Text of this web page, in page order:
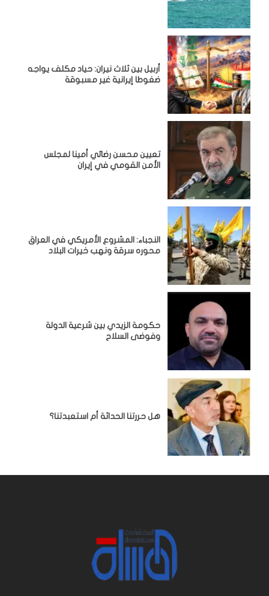
أربيل بين ثلاث نيران: حياد مكلف يواجه
ضغوطا إيرانية غير مسبوقة
تعيين محسن رضائي أمينا لمجلس
الأمن القومي في إيران
النجباء: المشروع الأمريكي في العراق
محوره سرقة ونهب خيرات البلاد
حكومة الزيدي بين شرعية الدولة
وفوضى السلاح
هل حررتنا الحداثة أم استعبدتنا؟